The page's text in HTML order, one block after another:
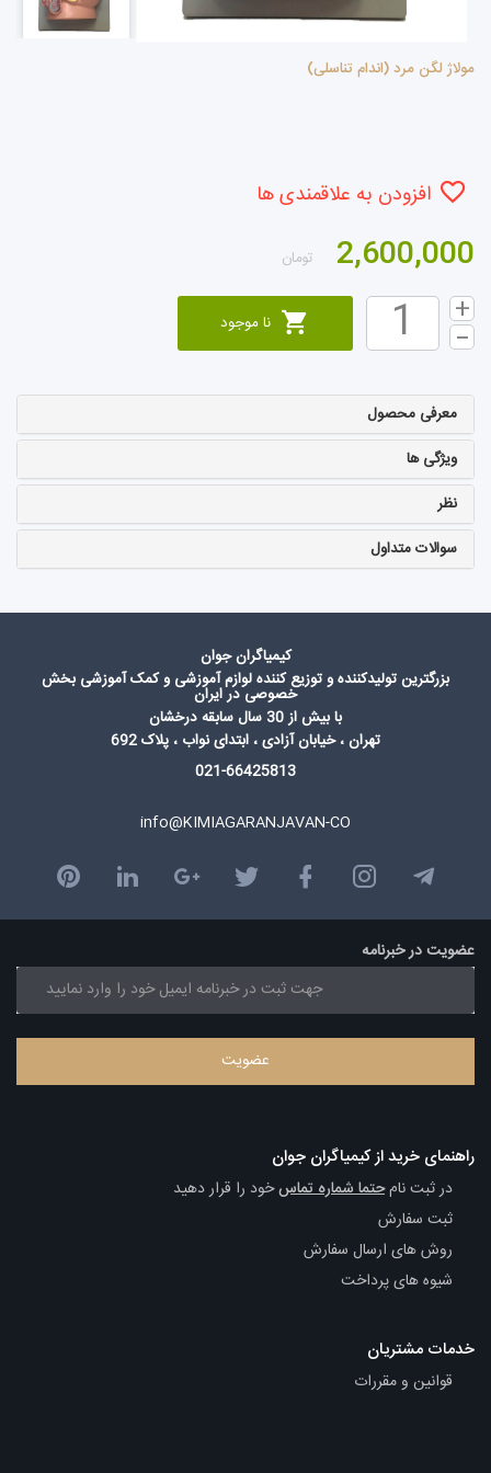
مولاژ لگن مرد (اندام تناسلی)
افزودن به علاقمندی ها
2,600,000 تومان
نا موجود
معرفی محصول
ویژگی ها
نظر
سوالات متداول
کیمیاگران جوان
بزرگترین تولیدکننده و توزیع کننده لوازم آموزشی و کمک آموزشی بخش
خصوصی در ایران
با بیش از 30 سال سابقه درخشان
تهران ، خیابان آزادی ، ابتدای نواب ، پلاک 692
021-66425813
info@KIMIAGARANJAVAN-CO
عضویت در خبرنامه
راهنمای خرید از کیمیاگران جوان
در ثبت نامحتما شماره تماسخود را قرار دهید
ثبت سفارش
روش های ارسال سفارش
شیوه های پرداخت
خدمات مشتریان
قوانین و مقررات